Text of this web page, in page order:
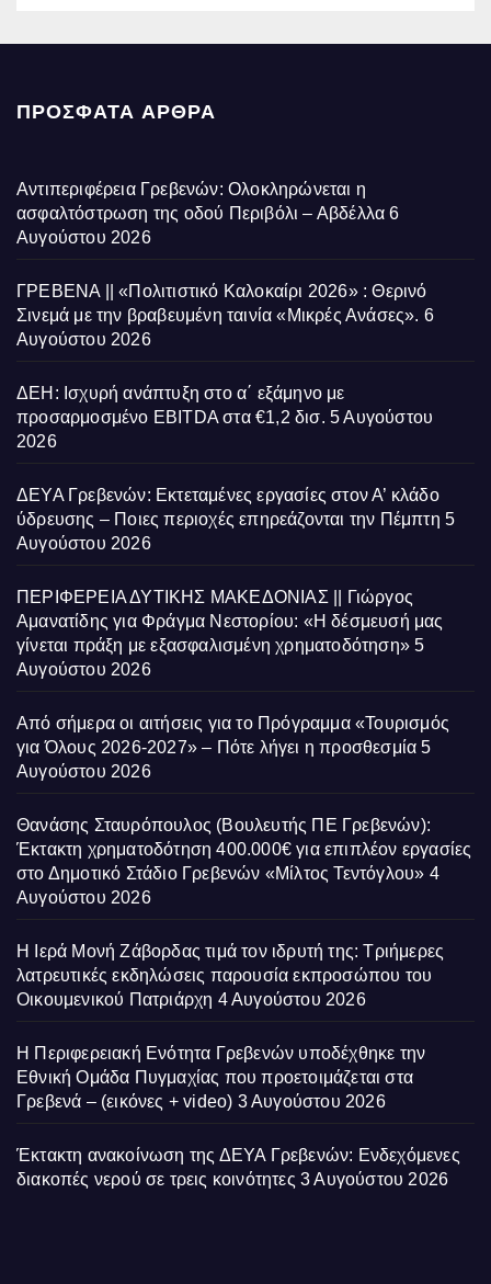
ΠΡΌΣΦΑΤΑ ΆΡΘΡΑ
Αντιπεριφέρεια Γρεβενών: Ολοκληρώνεται η
ασφαλτόστρωση της οδού Περιβόλι – Αβδέλλα 6
Αυγούστου 2026
ΓΡΕΒΕΝΑ || «Πολιτιστικό Καλοκαίρι 2026» : Θερινό
Σινεμά με την βραβευμένη ταινία «Μικρές Ανάσες». 6
Αυγούστου 2026
ΔΕΗ: Ισχυρή ανάπτυξη στο α΄ εξάμηνο με
προσαρμοσμένο EBITDA στα €1,2 δισ. 5 Αυγούστου
2026
ΔΕΥΑ Γρεβενών: Εκτεταμένες εργασίες στον Α’ κλάδο
ύδρευσης – Ποιες περιοχές επηρεάζονται την Πέμπτη 5
Αυγούστου 2026
ΠΕΡΙΦΕΡΕΙΑ ΔΥΤΙΚΗΣ ΜΑΚΕΔΟΝΙΑΣ || Γιώργος
Αμανατίδης για Φράγμα Νεστορίου: «Η δέσμευσή μας
γίνεται πράξη με εξασφαλισμένη χρηματοδότηση» 5
Αυγούστου 2026
Από σήμερα οι αιτήσεις για το Πρόγραμμα «Τουρισμός
για Όλους 2026-2027» – Πότε λήγει η προσθεσμία 5
Αυγούστου 2026
Θανάσης Σταυρόπουλος (Βουλευτής ΠΕ Γρεβενών):
Έκτακτη χρηματοδότηση 400.000€ για επιπλέον εργασίες
στο Δημοτικό Στάδιο Γρεβενών «Μίλτος Τεντόγλου» 4
Αυγούστου 2026
Η Ιερά Μονή Ζάβορδας τιμά τον ιδρυτή της: Τριήμερες
λατρευτικές εκδηλώσεις παρουσία εκπροσώπου του
Οικουμενικού Πατριάρχη 4 Αυγούστου 2026
Η Περιφερειακή Ενότητα Γρεβενών υποδέχθηκε την
Εθνική Ομάδα Πυγμαχίας που προετοιμάζεται στα
Γρεβενά – (εικόνες + video) 3 Αυγούστου 2026
Έκτακτη ανακοίνωση της ΔΕΥΑ Γρεβενών: Ενδεχόμενες
διακοπές νερού σε τρεις κοινότητες 3 Αυγούστου 2026